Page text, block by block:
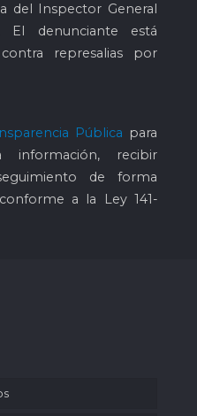
del Inspector General
El denunciante está
represalias por
Pública para
recibir
de forma
a la Ley 141-